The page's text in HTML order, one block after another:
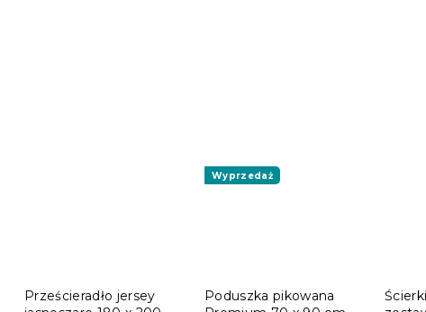
Prześcieradło jersey
Wyprzedaż
Poduszka pikowana